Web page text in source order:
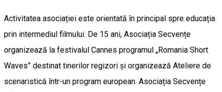
Activitatea asociației este orientată în principal spre educația
prin intermediul filmului. De 15 ani, Asociația Secvențe
organizează la festivalul Cannes programul „Romania Short
Waves” destinat tinerilor regizori și organizează Ateliere de
scenaristică într-un program european. Asociația Secvențe